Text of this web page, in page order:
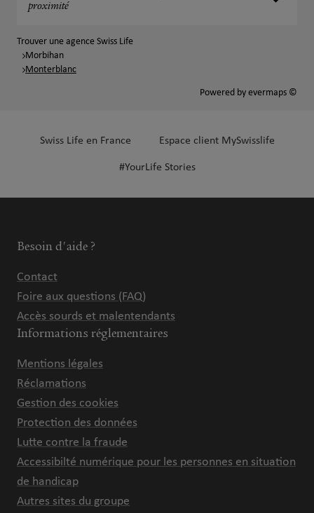
proximité
Trouver une agence Swiss Life
Morbihan
Monterblanc
Powered by evermaps ©
Swiss Life en France Espace client MySwisslife
#YourLife Stories
Besoin d'aide ?
Contact
Foire aux questions (FAQ)
Accès sourds et malentendants
Informations réglementaires
Mentions légales
Réclamations
Gestion des cookies
Protection des données
Lutte contre la fraude
Accessibilté numérique pour les personnes en situation
de handicap
Autres sites du groupe